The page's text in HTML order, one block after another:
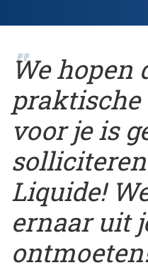
We hopen
voor je is
Liquide!
ernaar uit